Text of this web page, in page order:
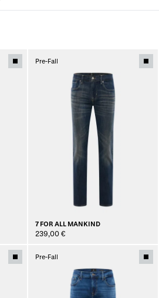
Pre-Fall
7 FOR ALL MANKIND
239,00 €
Pre-Fall